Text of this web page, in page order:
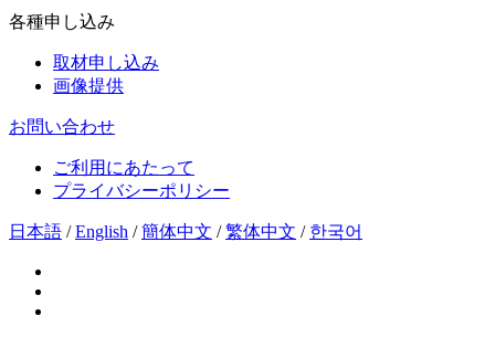
各種申し込み
取材申し込み
画像提供
お問い合わせ
ご利用にあたって
プライバシーポリシー
日本語 /English /簡体中文 /繁体中文 / 한국어